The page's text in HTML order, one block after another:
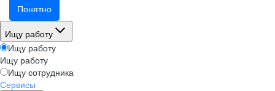
Понятно
Ищу работу
Ищу работу
Ищу работу
Ищу сотрудника
Сервисы